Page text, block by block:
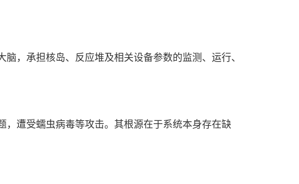
，承担核岛、反应堆及相关设备参数的监测、运行、
遭受蠕虫病毒等攻击。其根源在于系统本身存在缺